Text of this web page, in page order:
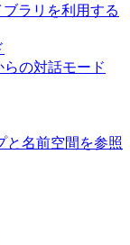
ラリを利用する
の対話モード
と名前空間を参照